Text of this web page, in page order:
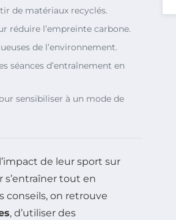
de matériaux recyclés.
réduire l’empreinte carbone.
de l’environnement.
séances d’entraînement en
sensibiliser à un mode de
de leur sport sur
s’entraîner tout en
conseils, on retrouve
, d’utiliser des